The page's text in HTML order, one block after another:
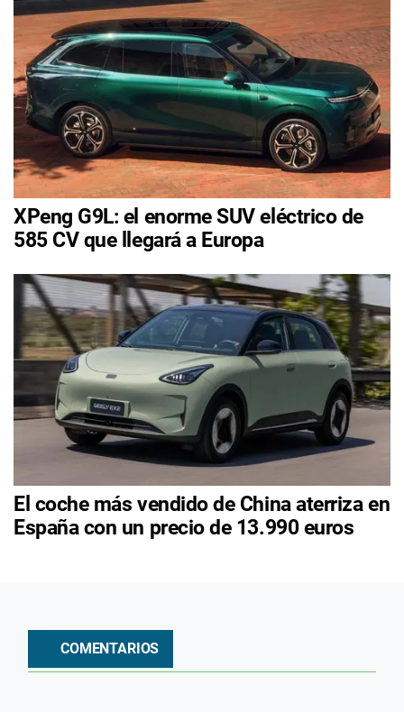
XPeng G9L: el enorme SUV eléctrico de
585 CV que llegará a Europa
El coche más vendido de China aterriza en
España con un precio de 13.990 euros
COMENTARIOS